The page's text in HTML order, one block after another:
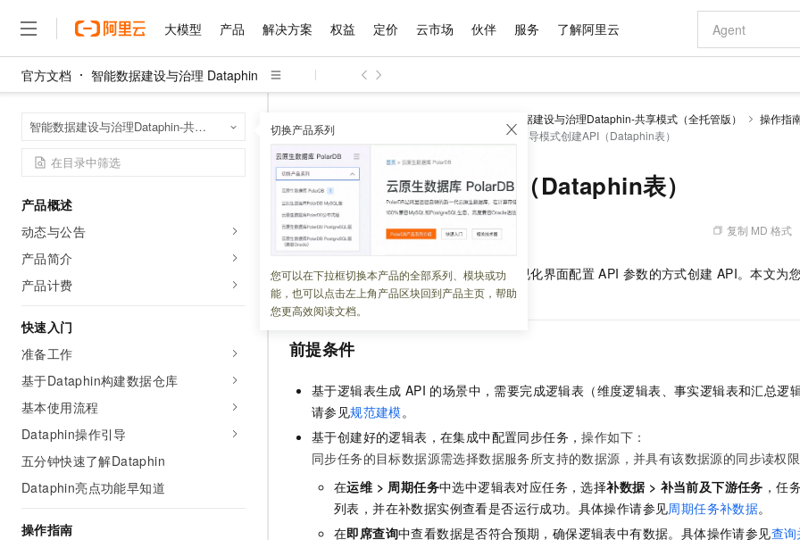
大模型 产品 解决方案 权益 定价 云市场 伙伴 服务 了解阿里云
官方文档 智能数据建设与治理 Dataphin
智能数据建设与治理Dataphin-共享模式（全托管版） 切换产品系列
您可以在下拉框切换本产品的全部系列、模块或功
能，也可以点击左上角产品区块回到产品主页，帮助
您更高效阅读文档。
产品概述
动态与公告
产品简介
产品计费
快速入门
准备工作
基于Dataphin构建数据仓库
基本使用流程
Dataphin操作引导
五分钟快速了解Dataphin
Dataphin亮点功能早知道
操作指南
智能数据建设与治理Dataphin-共享模式（全托管版） 操作指
创建API
通过向导模式创建API（Dataphin表）
通过向导模式创建API（Dataphin表）
更新时间：2026-07-06 03:09:09 复制 MD 格式
向导模式基于 Dataphin 逻辑表，通过可视化界面配置 API 参数的方式创建 API。本文为
成 API。
前提条件
基于逻辑表生成 API 的场景中，需要完成逻辑表（维度逻辑表、事实逻辑表和汇总逻
请参见规范建模。
基于创建好的逻辑表，在集成中配置同步任务，操作如下：
同步任务的目标数据源需选择数据服务所支持的数据源，并具有该数据源的同步读权限
在运维 > 周期任务中选中逻辑表对应任务，选择补数据 > 补当前及下游任务 ，任
列表，并在补数据实例查看是否运行成功。具体操作请参见周期任务补数据。
在即席查询中查看数据是否符合预期，确保逻辑表中有数据。具体操作请参见查
大模型
千问官方 MaaS 平台，为开发者和 Agent 而生，新用户赠送 1 亿 + tokens 额度
大模型
大模型
文本生成
Qwen3.8-Max HOT
智能体时代全能旗舰模型
能看、能想、能动手的多模态智能体模型
Qwen3-VL-Plus
Kimi-K3 NEW
Kimi 最新旗舰模型，长程编程与推理利器
GLM-5.2
图片和
Wan2.7-
大模型服务
千问AI平台-Token Plan NEW
个人版上线、团队版降价；千问3.8-Max首发发尝鲜
AI 应用构建
大模型服务平台百炼-应用模版
丰富多元化的应用模版和解决方案
大模型原生
Qoder
面向真实软件
产品
精选产品
人工智能与机器学习
存储
网络与CDN
安全
中间件
数据库
大数据计算
精选产品
大模型服务平台百炼
大模型服务与应用平台
千问大模型
多元化、高性能、安全可靠的大模型服务
无影云电脑
随时随地安全接入的云上超级电脑
云解析DNS
云原生大数据计算服务 MaxCompute
域名与网站
对象存储 OSS
一站式AI开发、训练和推理服务
Qoder CN
面向真实软件
解决方案
精选解决方案
AI
现代化应用
安全
网络
可观测
上云与迁云
企业出海
精选解决方案
千问办公，解锁你的工作新方式
企业级Agent产品，直接交付可用成果
Agency Agents：拥有专属领域专家
多领域专家智能体,一键组建 AI 虚拟交付团队
HappyHorse 打造一站式影视创作平台
快速拥有专属 OpenClaw
睿译宝，AI翻译排版一步到位 NEW
GLM-5.2：长任务时代开源旗舰模型
自主进化，持久记忆，越用越聪明
Claude Code + GStack 打造工程团队
权益 普惠上云
普惠上云 官方力荐
云服务器38元/年起，超值低价云产品抢先购
官方推荐返现计划
推荐新用户得奖励，单订单最高返9万
云工开物
高校专属算力普惠，学生认证享300元代金券
免费试用
解决方案免费试用 新老同享
AI 产品 免费试用
1亿+ 大模型 tokens 和 30+ 款产品免费体验
140+云产品 免费试用
产品新客免费试用，最长12个月
大模型ACA认证体验
AI 特惠
智启 AI 普惠权益
阿里云 OPC 创新助力计划
至高百万元 Token 补贴，加速一人公司成长
Qwen3.8-Max 首发尝鲜，限时加量 10 倍，夜间低至2折
千问办公，限时限量积分加倍
夜间 5 折，Qwen/Meoo/TokenPlan 客户专享
AI 场景体
图文、视频一
智能客服
自动承接线索
定价 产品定价
了解云产品的定价详情
云上成本管理
管理和优化成本
价格计算器
自助选配和估算价格
价格优势
推动算力普惠，释放技术红利
配置报价
云市场 精选商城
网站建设
多端小程序
Salesforce 国际版订阅
友盟天域
观测云
Tuya 物联网平台阿里云版
电子合同
畅捷通
Tableau 订阅
AI空中课堂在线直播课堂（旗舰版）
生态解决方案
数据与 API
数据集
身份实名认证
短信
OCR 文字识别
发票查验
ERP
CRM
OA 办公系统
基础软件
Docker
JAVA
Ubuntu
SUSE
建站小程序
伙伴 成为销售伙伴
分销伙伴
咨询伙伴
销售伙伴合作计划
Salesforce On Alibaba Cloud
Consulting Partner 合作计划
AI 大模型销售与服务生态合作计划
成为产品伙伴
产品生态集成认证中心
产品生态伙伴工作台
产品伙伴
数据库合作
云网络合作
服务 售前咨询
在线服务
售后服务
自助服务
工单服务
短信专区
企业增值服务
企业支持计划
企业增值服务台
服务实践
阿里云认证
了解阿里云 为什么选择阿里云
什么是云计算
技术领先
稳定可靠
安全合规
分析师报告
研究报告与白皮书
天池大赛
AI 算法大赛
云开发大赛
入门学习赛
最佳实践
云上春晚
云栖战略参考
云上的中国
看见新力量
金融模力时刻
市场活动
活动全景
魔搭